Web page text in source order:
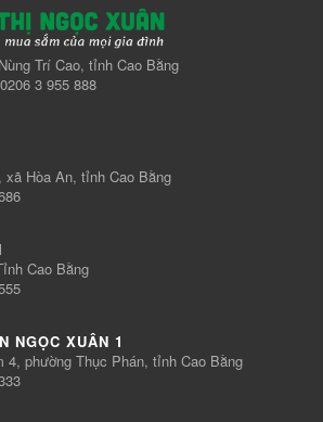
Trí Cao, tỉnh Cao Bằng
0206 3 955 888
xã Hòa An, tỉnh Cao Bằng
Cao Bằng
NGỌC XUÂN 1
4, phường Thục Phán, tỉnh Cao Bằng